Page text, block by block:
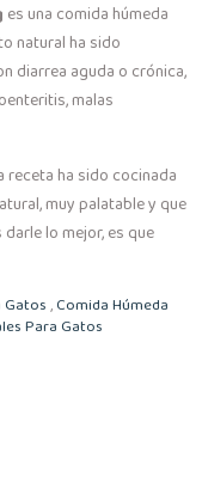
es una comida húmeda
natural ha sido
diarrea aguda o crónica,
malas
receta ha sido cocinada
muy palatable y que
lo mejor, es que
,Comida Húmeda
Para Gatos